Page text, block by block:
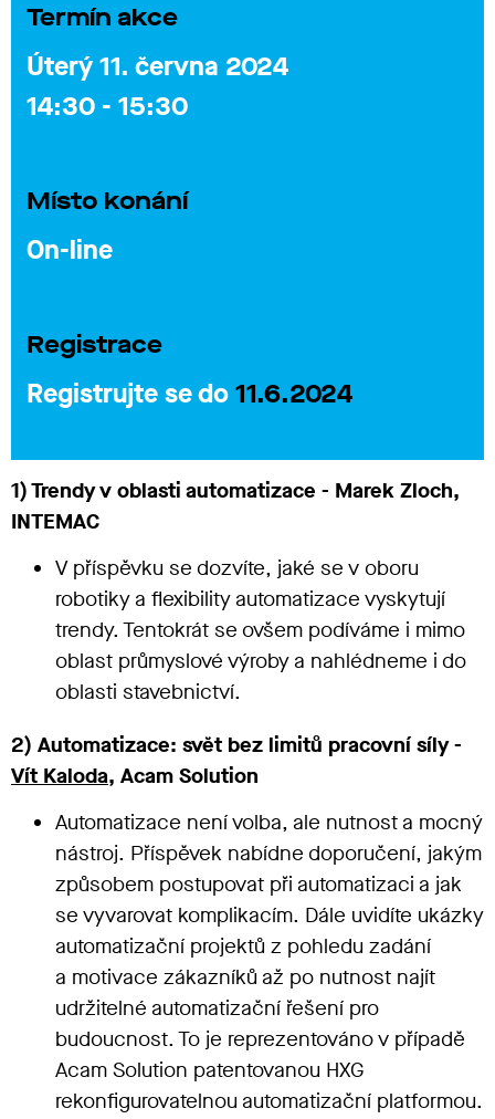
Termín akce
Úterý 11. června 2024
14:30 - 15:30
Místo konání
On-line
Registrace
Registrujte se do11.6.2024
1) Trendy v oblasti automatizace - Marek Zloch,
INTEMAC
V příspěvku se dozvíte, jaké se v oboru
robotiky a flexibility automatizace vyskytují
trendy. Tentokrát se ovšem podíváme i mimo
oblast průmyslové výroby a nahlédneme i do
oblasti stavebnictví.
2) Automatizace: svět bez limitů pracovní síly -
Vít Kaloda, Acam Solution
Automatizace není volba, ale nutnost a mocný
nástroj. Příspěvek nabídne doporučení, jakým
způsobem postupovat při automatizaci a jak
se vyvarovat komplikacím. Dále uvidíte ukázky
automatizační projektů z pohledu zadání
a motivace zákazníků až po nutnost najít
udržitelné automatizační řešení pro
budoucnost. To je reprezentováno v případě
Acam Solution patentovanou HXG
rekonfigurovatelnou automatizační platformou.